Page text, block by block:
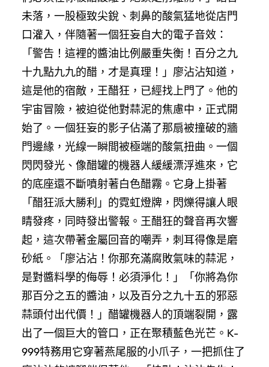
未落，一股極致尖銳、刺鼻的酸氣猛地從店門
口灌入，伴隨著一個狂妄自大的電子音效：
「警告！這裡的醬油比例嚴重失衡！百分之九
十九點九九的醋，才是真理！」廖沾沾知道，
這是他的宿敵，王醋狂，已經找上門了。他的
宇宙冒險，被迫從他對蒜泥的焦慮中，正式開
始了。一個狂妄的影子佔滿了那扇被撞破的牆
門邊緣，光線一瞬間被極端的酸氣扭曲。一個
閃閃發光、像醋罐的機器人緩緩漂浮進來，它
的底座還不斷噴射著白色醋霧。它身上掛著
「醋狂派大勝利」的霓虹燈牌，閃爍得讓人眼
睛發疼，同時發出警報。王醋狂的聲音再次響
起，這次帶著金屬回音的嘲弄，刺耳得像是磨
砂紙。「廖沾沾！你那充滿腐敗氣味的蒜泥，
是對醬料學的侮辱！必須淨化！」「你將為你
那百分之五的醬油，以及百分之九十五的邪惡
蒜頭付出代價！」醋罐機器人的頂端裂開，露
出了一個巨大的管口，正在聚積藍色光芒。K-
999特務用它穿著燕尾服的小爪子，一把抓住了